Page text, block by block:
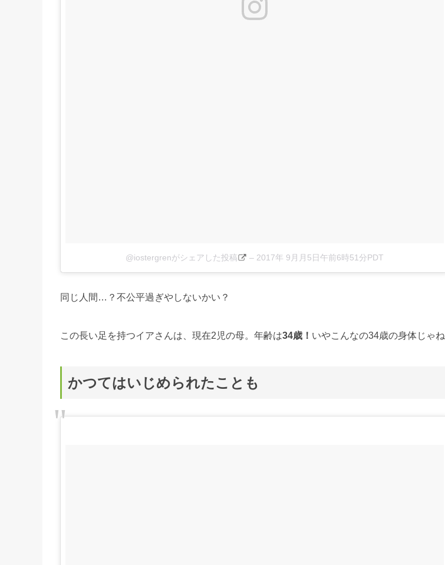
@iostergrenがシェアした投稿 – 2017年 9月月5日午前6時51分PDT
同じ人間…？不公平過ぎやしないかい？
この長い足を持つイアさんは、現在2児の母。年齢は34歳！ いやこんなの34歳の身体じゃ
かつてはいじめられたことも